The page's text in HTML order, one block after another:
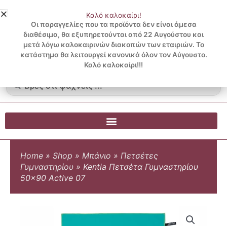
στο
περιεχόμενο
3 ΔΟΣΕΙΣ ΧΩΡΙΣ ΠΙΣΤΩΤΙΚΗ ΜΕ KLARNA
...
Λογαριασμός
Blog
0.00€
0
Cart
Home » Shop » Μπάνιο » Πετσέτες
Γυμναστηρίου » Kentia Πετσέτα Γυμναστηρίου
50×90 Active 07
Καλό καλοκαίρι!
Οι παραγγελίες που τα προϊόντα δεν είναι άμεσα
διαθέσιμα, θα εξυπηρετούνται από 22 Αυγούστου και
μετά λόγω καλοκαιρινών διακοπών των εταιριών. Το
κατάστημα θα λειτουργεί κανονικά όλον τον Αύγουστο.
Καλό καλοκαίρι!!!